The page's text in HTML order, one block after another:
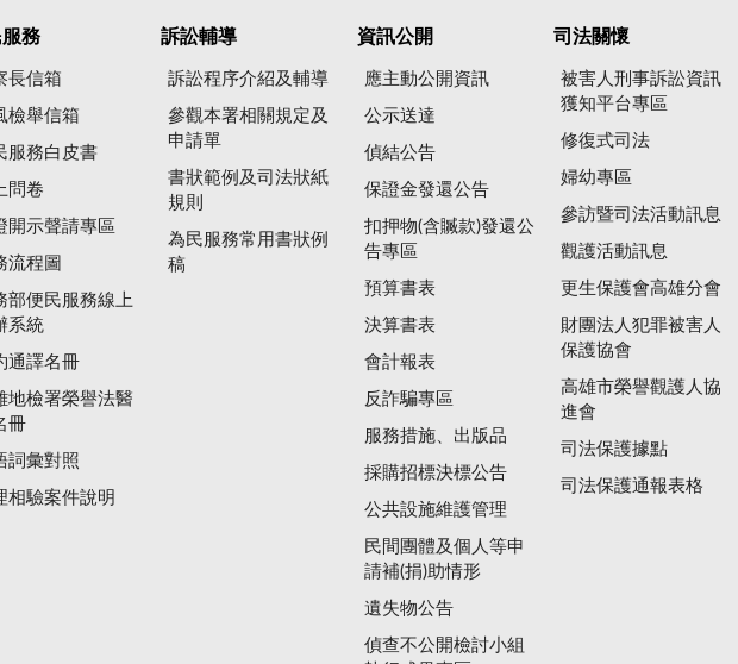
務
長信箱
檢舉信箱
服務白皮書
問卷
開示聲請專區
流程圖
部便民服務線上
系統
通譯名冊
地檢署榮譽法醫
冊
詞彙對照
相驗案件說明
訴訟輔導
訴訟程序介紹及輔導
參觀本署相關規定及
申請單
書狀範例及司法狀紙
規則
為民服務常用書狀例
稿
資訊公開
應主動公開資訊
公示送達
偵結公告
保證金發還公告
扣押物(含贓款)發還公
告專區
預算書表
決算書表
會計報表
反詐騙專區
服務措施、出版品
採購招標決標公告
公共設施維護管理
民間團體及個人等申
請補(捐)助情形
遺失物公告
偵查不公開檢討小組
司法關懷
被害人刑事訴訟資訊
獲知平台專區
修復式司法
婦幼專區
參訪暨司法活動訊息
觀護活動訊息
更生保護會高雄分會
財團法人犯罪被害人
保護協會
高雄市榮譽觀護人協
進會
司法保護據點
司法保護通報表格